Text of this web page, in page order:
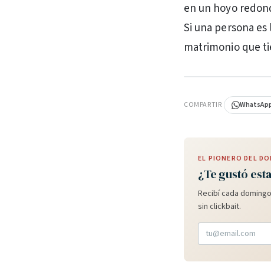
en un hoyo
Si una persona
matrimonio que
COMPARTIR
EL PIONERO DEL
¿Te gustó
Recibí cada
sin clickbait.